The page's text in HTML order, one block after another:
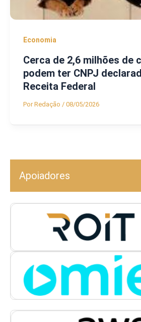
Economia
Cerca de 2,6 milhões de
podem ter CNPJ
Receita Federal
PorRedação / 08/05/2026
Apoiadores